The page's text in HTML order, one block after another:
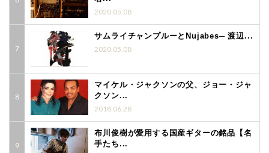
2020.05.08
サムライチャンプルーとNujabes─ 渡辺...
2020.05.08
マイケル・ジャクソンの父、ジョー・ジャ
クソン...
2018.06.28
布川俊樹が愛用する国産ギターの銘品【名
手たち...